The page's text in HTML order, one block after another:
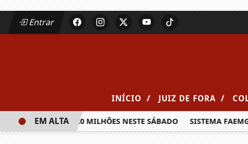
Entrar
INÍCIO / JUIZ DE FORA /
DE R$ 20 MILHÕES NESTE SÁBADO SISTEMA FAEMG
EM ALTA